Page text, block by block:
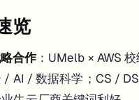
览
合作：UMelb × AWS
/ AI / 数据科学；CS /